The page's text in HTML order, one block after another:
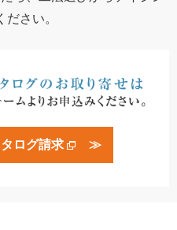
ださい。
ログ請求 ≫